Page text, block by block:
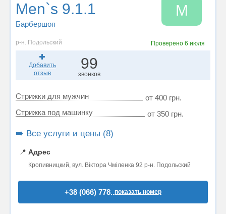
Men`s 9.1.1
Барбершоп
M
р-н. Подольский Проверено6 июля
Добавить
отзыв
99
звонков
Стрижки для мужчин
от 400 грн.
Стрижка под машинку
от 350 грн.
➡️ Все услуги и цены (8)
📍 Адрес
Кропивницкий, вул. Віктора Чміленка 92 р-н. Подольский
+38 (066) 778..показать номер